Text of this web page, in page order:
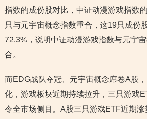
指数的成份股对比，中证动漫游戏指数
只与元宇宙概念指数重合，这19只成份
72.3%，说明中证动漫游戏指数与元宇
合。
而EDG战队夺冠、元宇宙概念席卷A股
化，游戏板块近期持续拉升，三只游戏
令全市场侧目。A股三只游戏ETF近期涨